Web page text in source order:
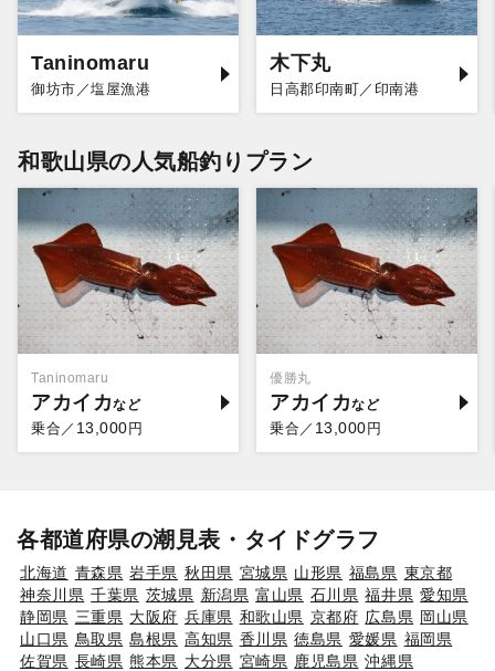
Taninomaru
御坊市／塩屋漁港
木下丸
日高郡印南町／印南港
和歌山県の人気船釣りプラン
Taninomaru
アカイカ
乗合／ 13,000円
優勝丸
アカイカ
乗合／ 13,000円
各都道府県の潮見表・タイドグラフ
北海道 青森県 岩手県 秋田県 宮城県 山形県 福島県 東京都
神奈川県 千葉県 茨城県 新潟県 富山県 石川県 福井県 愛知県
静岡県 三重県 大阪府 兵庫県 和歌山県 京都府 広島県 岡山県
山口県 鳥取県 島根県 高知県 香川県 徳島県 愛媛県 福岡県
佐賀県 長崎県 熊本県 大分県 宮崎県 鹿児島県 沖縄県